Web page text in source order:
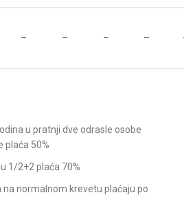
– – – –
u pratnji dve odrasle osobe
plaća 50%
1/2+2 plaća 70%
na normalnom krevetu plaćaju po